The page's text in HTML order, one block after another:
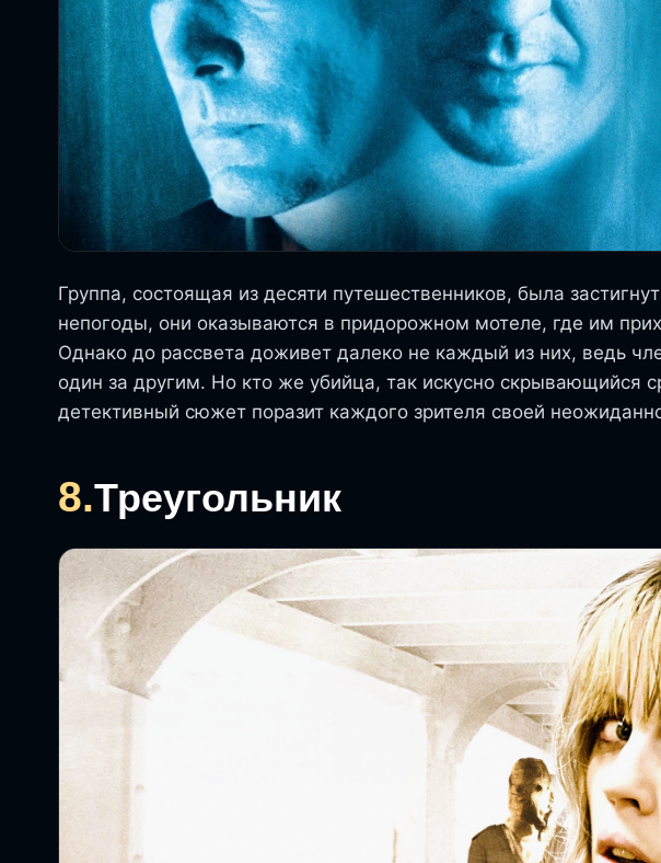
Группа, состоящая из десяти путешественников, была
непогоды, они оказываются в придорожном мотеле, где им
Однако до рассвета доживет далеко не каждый из них, ведь
один за другим. Но кто же убийца, так искусно скрывающийся
детективный сюжет поразит каждого зрителя своей
8.Треугольник